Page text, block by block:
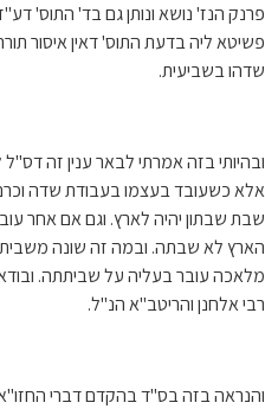
פרנק הנז' נושא ונותן גם בד' התוס'
פשיטא ליה בדעת התוס' דאין איסור
שדהו בשביעית.
ובהיותי בזה אמרתי לבאר ענין זה
אלא כשעובד בעצמו בעבודת שדה
שבת שבתון יהיה לארץ. וגם אם אחר
הארץ לא שבתה. ובמה זה שונה
מלאכה עובר בעליה על שביתתה.
רבי אלחנן והריטב"א הנ"ל.
והנראה בזה בס"ד בהקדם דברי